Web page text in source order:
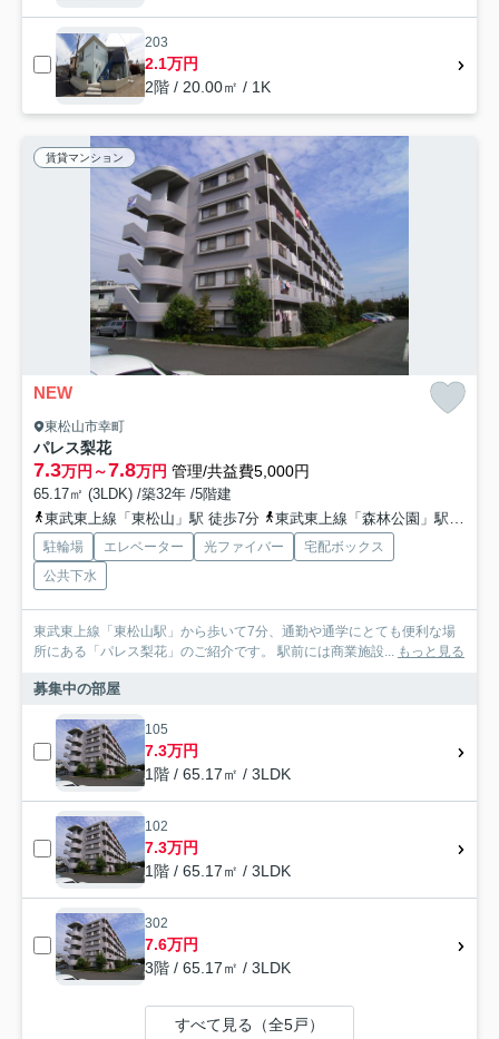
203
2.1万円
2階 / 20.00㎡ / 1K
賃貸マンション
NEW
東松山市幸町
パレス梨花
7.3万円～7.8万円 管理/共益費5,000円
65.17㎡ (3LDK) /築32年 /5階建
東武東上線「東松山」駅 徒歩7分
東武東上線「森林公園」駅 徒歩35分
駐輪場 エレベーター 光ファイバー
宅配ボックス
公共下水
東武東上線「東松山駅」から歩いて7分、通勤や通学にとても便利な場
所にある「パレス梨花」のご紹介です。 駅前には商業施設...
もっと見る
募集中の部屋
105
7.3万円
1階 / 65.17㎡ / 3LDK
102
7.3万円
1階 / 65.17㎡ / 3LDK
302
7.6万円
3階 / 65.17㎡ / 3LDK
すべて見る（全5戸）